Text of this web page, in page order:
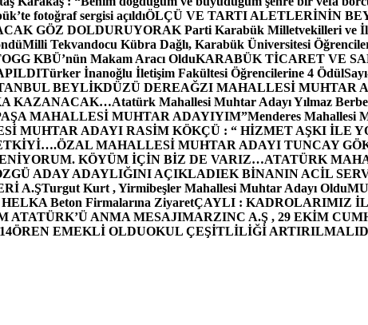
fotoğraf sergisi açıldıÖLÇÜ VE TARTI ALETLERİNİN
GÖZ DOLDURUYORAK Parti Karabük Milletvekilleri ve İl
Milli Tekvandocu Kübra Dağlı, Karabük Üniversitesi
KBÜ’nün Makam Aracı OlduKARABÜK TİCARET VE
Türker İnanoğlu İletişim Fakültesi Öğrencilerine 4 Ödül
BEYLİKDÜZÜ DEREAĞZI MAHALLESİ MUHTAR
KAZANACAK…Atatürk Mahallesi Muhtar Adayı Yılmaz
MAHALLESİ MUHTAR ADAYIYIM”Menderes
MUHTAR ADAYI RASİM KÖKÇÜ : “ HİZMET AŞKI İLE
ÖZAL MAHALLESİ MUHTAR ADAYI TUNCAY
KÖYÜM İÇİN BİZ DE VARIZ…ATATÜRK
ADAY ADAYLIĞINI AÇIKLADIEK BİNANIN ACİL
A.ŞTurgut Kurt , Yirmibeşler Mahallesi Muhtar Adayı Oldu
HELKA Beton Firmalarına ZiyaretÇAYLI : KADROLARIMIZ
ATATÜRK’Ü ANMA MESAJIMARZINC A.Ş , 29 EKİM
ÖREN EMEKLİ OLDUOKUL ÇEŞİTLİLİĞİ